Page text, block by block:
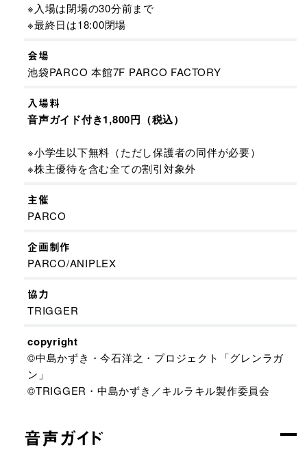
※入場は閉場の30分前まで
※最終日は18:00閉場
会場
池袋PARCO 本館7F PARCO FACTORY
入場料
音声ガイド付き1,800円（税込）
※小学生以下無料（ただし保護者の同伴が必要）
※株主優待を含む全ての割引対象外
主催
PARCO
企画制作
PARCO/ANIPLEX
協力
TRIGGER
copyright
©中島かずき・今石洋之・プロジェクト「グレンラガ
ン」
©TRIGGER・中島かずき／キルラキル製作委員会
音声ガイド